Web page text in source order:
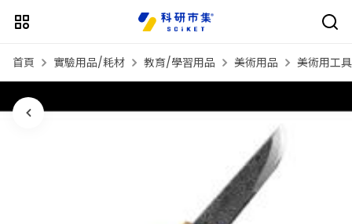
首頁 實驗用品/耗材 教育/學習用品 美術用品 美術用工具